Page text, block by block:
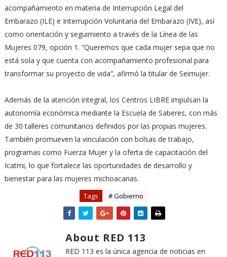
acompañamiento en materia de Interrupción Legal del
Embarazo (ILE) e Interrupción Voluntaria del Embarazo (IVE), así
como orientación y seguimiento a través de la Línea de las
Mujeres 079, opción 1. “Queremos que cada mujer sepa que no
está sola y que cuenta con acompañamiento profesional para
transformar su proyecto de vida”, afirmó la titular de Seimujer.
Además de la atención integral, los Centros LIBRE impulsan la
autonomía económica mediante la Escuela de Saberes, con más
de 30 talleres comunitarios definidos por las propias mujeres.
También promueven la vinculación con bolsas de trabajo,
programas como Fuerza Mujer y la oferta de capacitación del
Icatmi, lo que fortalece las oportunidades de desarrollo y
bienestar para las mujeres michoacanas.
Tags # Gobierno
About RED 113
RED 113 es la única agencia de noticias en